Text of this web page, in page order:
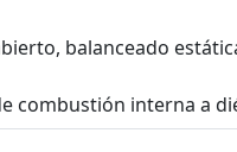
balanceado
combustión interna a